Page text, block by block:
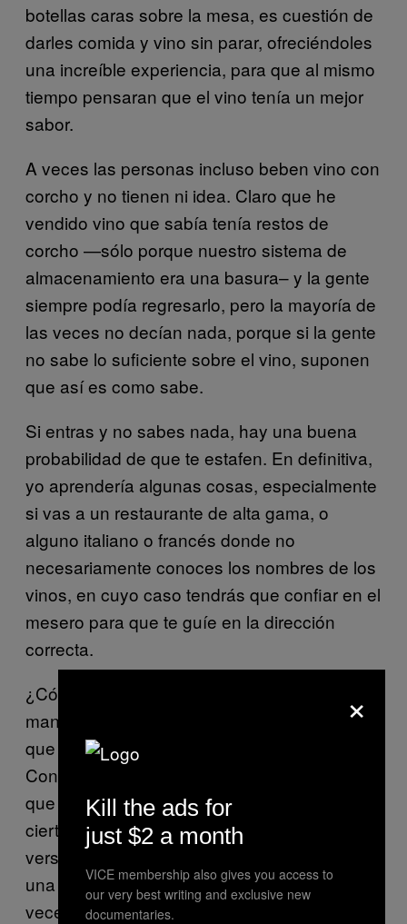
botellas caras sobre la mesa, es cuestión de
darles comida y vino sin parar, ofreciéndoles
una increíble experiencia, para que al mismo
tiempo pensaran que el vino tenía un mejor
sabor.
A veces las personas incluso beben vino con
corcho y no tienen ni idea. Claro que he
vendido vino que sabía tenía restos de
corcho —sólo porque nuestro sistema de
almacenamiento era una basura– y la gente
siempre podía regresarlo, pero la mayoría de
las veces no decían nada, porque si la gente
no sabe lo suficiente sobre el vino, suponen
que así es como sabe.
Si entras y no sabes nada, hay una buena
probabilidad de que te estafen. En definitiva,
yo aprendería algunas cosas, especialmente
si vas a un restaurante de alta gama, o
alguno italiano o francés donde no
necesariamente conoces los nombres de los
vinos, en cuyo caso tendrás que confiar en el
mesero para que te guíe en la dirección
correcta.
¿Cómo evitas que te estafen? Asegúrate de
mantenerte dentro de un rango de precios
que tú establezcas; eso es importante.
Conoce las uvas que te gustan o el sabor
que prefieres. Si sabes que te gusta una
cierta uva, por ejemplo pinot noir, prefiere la
versión americana, porque si terminas con
una pinot noir de Borgoña, puede costarte 10
veces más. Y si un mesero dice algo acerca
×
Kill the ads for
just $2 a month
VICE membership also gives you access to
our very best writing and exclusive new
documentaries.